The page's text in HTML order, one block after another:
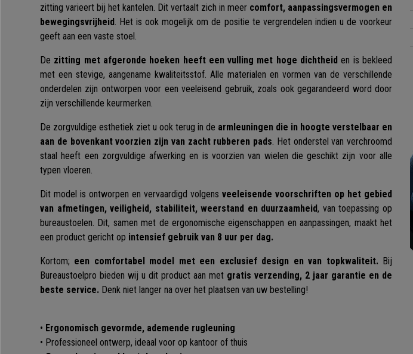
zitting varieert bij het kantelen. Dit vertaalt zich in meer comfort, aanpassingsvermogen en
bewegingsvrijheid. Het is ook mogelijk om de positie te vergrendelen indien u de voorkeur
geeft aan een vaste stoel.
De zitting met afgeronde hoeken heeft een vulling met hoge dichtheid en is bekleed
met een stevige, aangename kwaliteitsstof. Alle materialen en vormen van de verschillende
onderdelen zijn ontworpen voor een veeleisend gebruik, zoals ook gegarandeerd word door
zijn verschillende keurmerken.
De zorgvuldige esthetiek ziet u ook terug in de armleuningen die in hoogte verstelbaar en
aan de bovenkant voorzien zijn van zacht rubberen pads. Het onderstel van verchroomd
staal heeft een zorgvuldige afwerking en is voorzien van wielen die geschikt zijn voor alle
typen vloeren.
Dit model is ontworpen en vervaardigd volgens veeleisende voorschriften op het gebied
van afmetingen, veiligheid, stabiliteit, weerstand en duurzaamheid, van toepassing op
bureaustoelen. Dit, samen met de ergonomische eigenschappen en aanpassingen, maakt het
een product gericht op intensief gebruik van 8 uur per dag.
Kortom; een comfortabel model met een exclusief design en van topkwaliteit. Bij
Bureaustoelpro bieden wij u dit product aan met gratis verzending, 2 jaar garantie en de
beste service. Denk niet langer na over het plaatsen van uw bestelling!
• Ergonomisch gevormde, ademende rugleuning
• Professioneel ontwerp, ideaal voor op kantoor of thuis